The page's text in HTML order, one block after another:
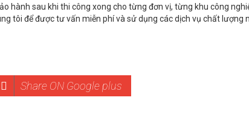
hành sau khi thi công xong cho từng đơn vị, từng khu công
tôi để được tư vấn miễn phí và sử dụng các dịch vụ chất lượng
Share ON Google plus